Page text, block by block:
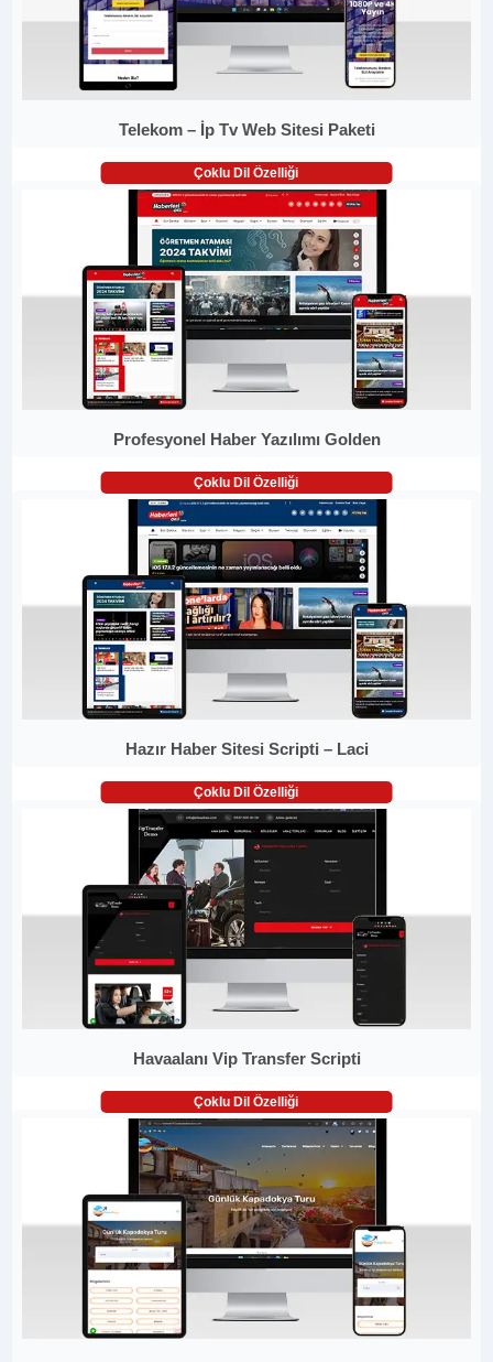
Telekom – İp Tv Web Sitesi Paketi
Çoklu Dil Özelliği
Profesyonel Haber Yazılımı Golden
Çoklu Dil Özelliği
Hazır Haber Sitesi Scripti – Laci
Çoklu Dil Özelliği
Havaalanı Vip Transfer Scripti
Çoklu Dil Özelliği